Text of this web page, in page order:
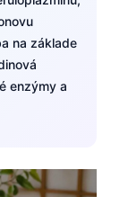
na základe
enzýmy a